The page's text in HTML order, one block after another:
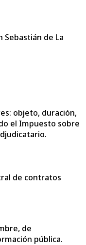
Sebastián de La
objeto, duración,
el Impuesto sobre
de contratos
de
pública.